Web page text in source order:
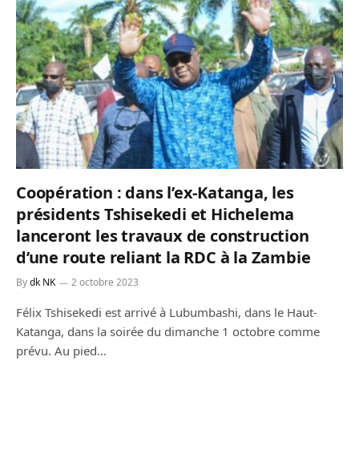
Coopération : dans l’ex-Katanga, les
présidents Tshisekedi et Hichelema
lanceront les travaux de construction
d’une route reliant la RDC à la Zambie
Bydk NK 2 octobre 2023
Félix Tshisekedi est arrivé à Lubumbashi, dans le Haut-
Katanga, dans la soirée du dimanche 1 octobre comme
prévu. Au pied…